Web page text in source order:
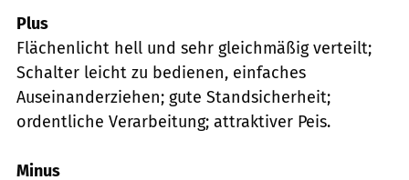
Plus
Flächenlicht hell und sehr gleichmäßig verteilt;
Schalter leicht zu bedienen, einfaches
Auseinanderziehen; gute Standsicherheit;
ordentliche Verarbeitung; attraktiver Peis.
Minus